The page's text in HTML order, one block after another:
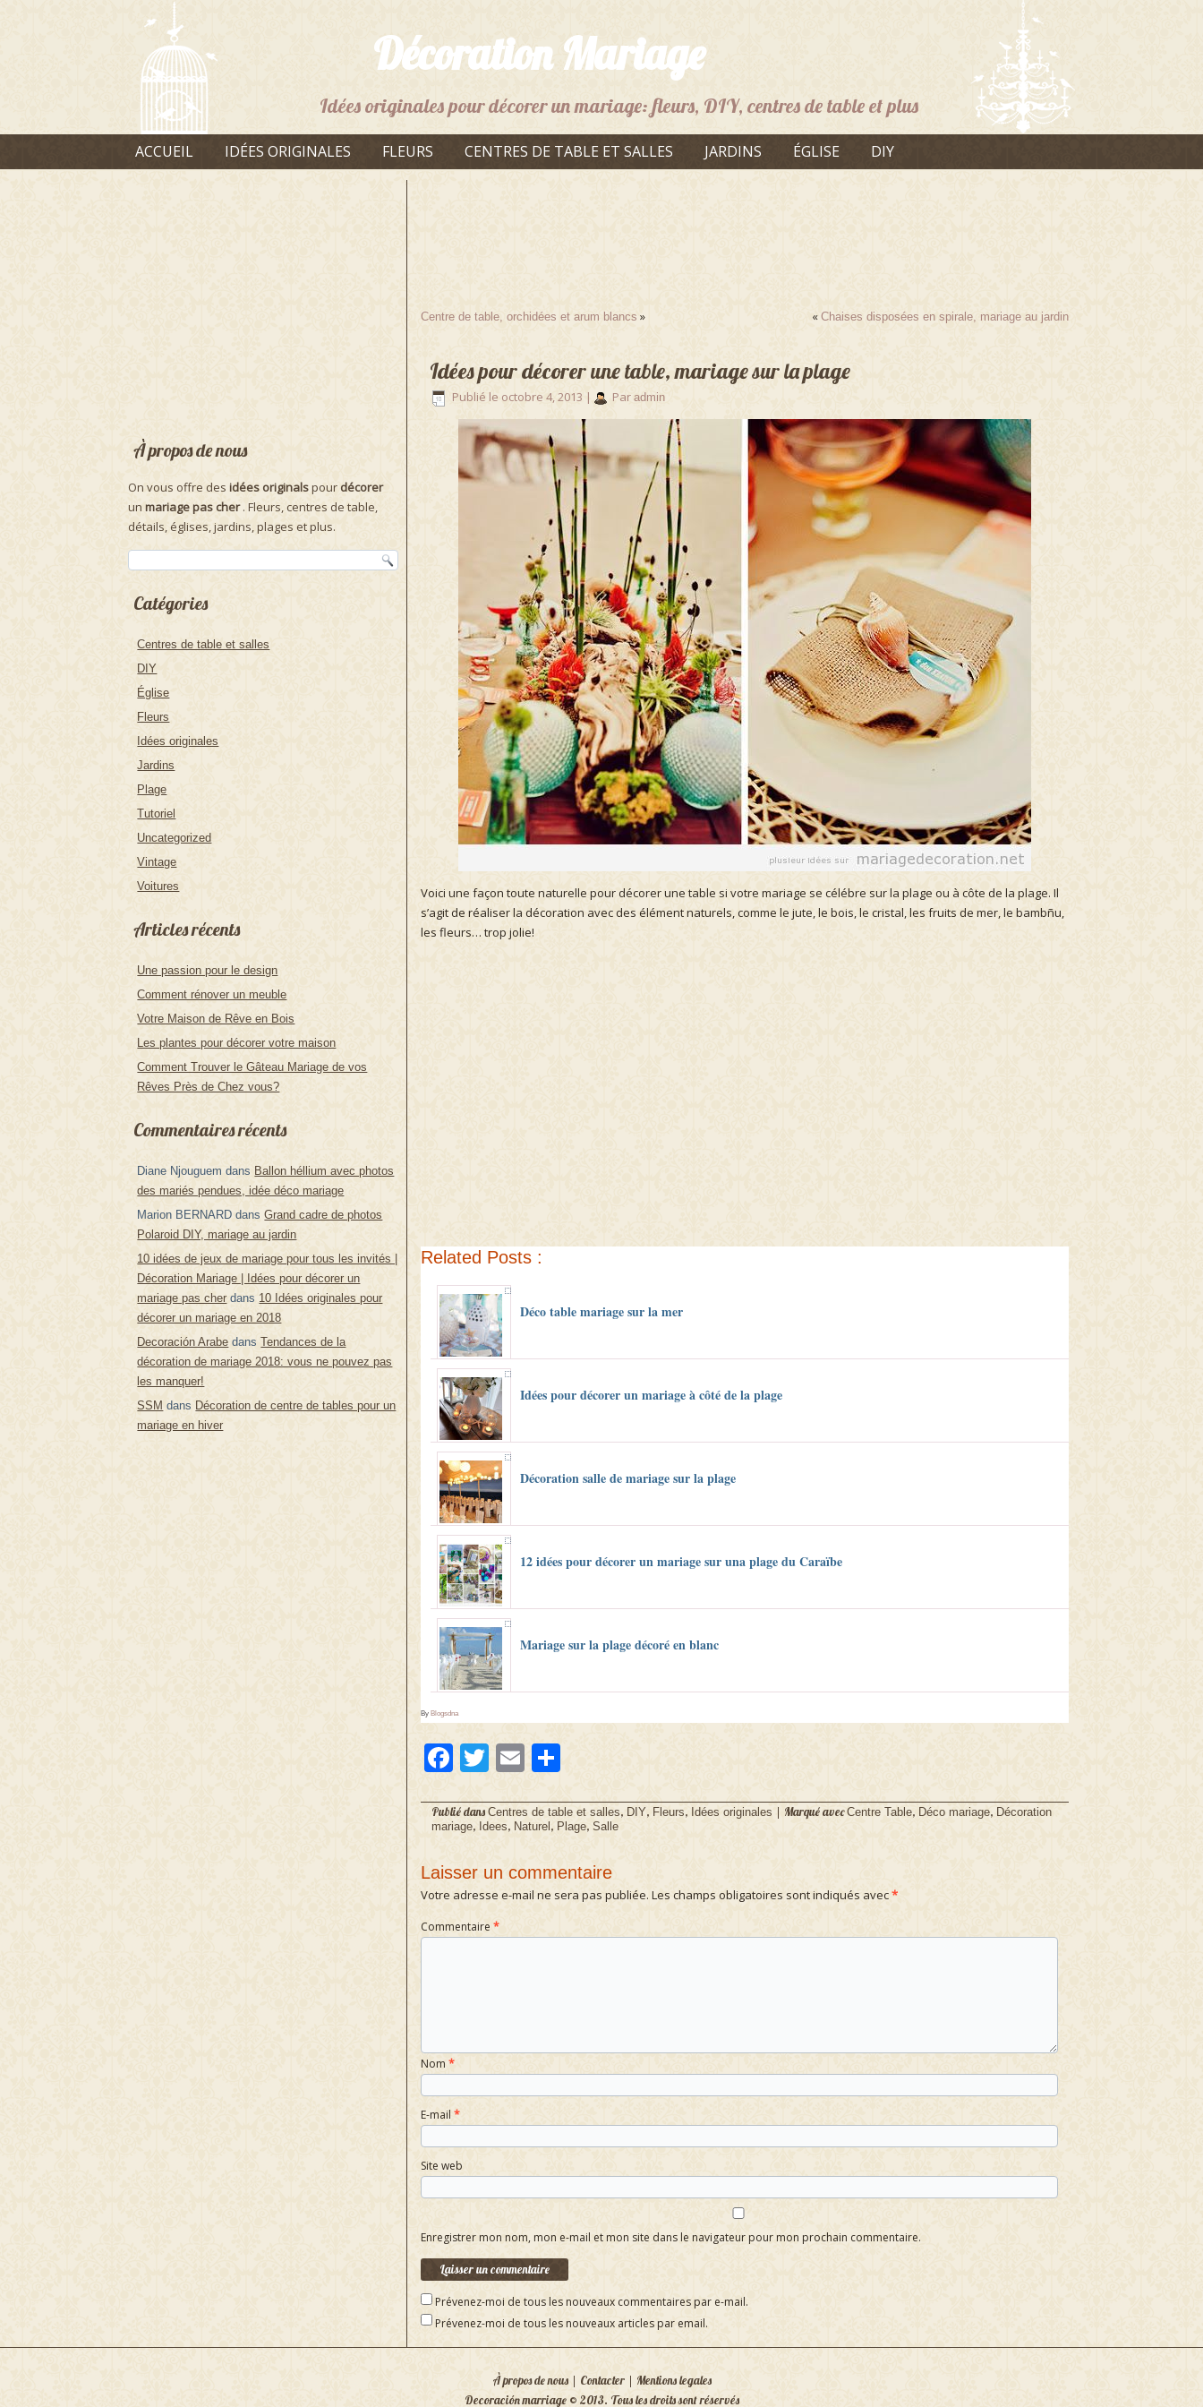
Décoration Mariage
Idées originales pour décorer un mariage: fleurs, DIY, centres de table et plus
ACCUEIL IDÉES ORIGINALES FLEURS CENTRES DE TABLE ET SALLES JARDINS ÉGLISE DIY
À propos de nous
On vous offre desidées originalspour décorer
unmariage pas cher. Fleurs, centres de table,
détails, églises, jardins, plages et plus.
Catégories
Centres de table et salles
DIY
Église
Fleurs
Idées originales
Jardins
Plage
Tutoriel
Uncategorized
Vintage
Voitures
Articles récents
Une passion pour le design
Comment rénover un meuble
Votre Maison de Rêve en Bois
Les plantes pour décorer votre maison
Comment Trouver le Gâteau Mariage de vos
Rêves Près de Chez vous?
Commentaires récents
Diane Njouguem dans Ballon héllium avec photos
des mariés pendues, idée déco mariage
Marion BERNARD dansGrand cadre de photos
Polaroid DIY, mariage au jardin
10 idées de jeux de mariage pour tous les invités |
Décoration Mariage | Idées pour décorer un
mariage pas cherdans 10 Idées originales pour
décorer un mariage en 2018
Decoración Arabe dansTendances de la
décoration de mariage 2018: vous ne pouvez pas
les manquer!
SSM dans Décoration de centre de tables pour un
mariage en hiver
Centre de table, orchidées et arum blancs » «Chaises disposées en spirale, mariage au jardin
Idées pour décorer une table, mariage sur la plage
Publié le octobre 4, 2013 | Par admin
Voici une façon toute naturelle pour décorer une table si votre mariage se célébre sur la plage ou à côte de la plage. Il
s’agit de réaliser la décoration avec des élément naturels, comme le jute, le bois, le cristal, les fruits de mer, le bambñu,
les fleurs… trop jolie!
Related Posts :
Déco table mariage sur la mer
Idées pour décorer un mariage à côté de la plage
Décoration salle de mariage sur la plage
12 idées pour décorer un mariage sur una plage du Caraïbe
Mariage sur la plage décoré en blanc
ByBlogsdna
Facebook
Twitter
Email
Publié dans Centres de table et salles, DIY, Fleurs, Idées originales | Marqué avec Centre Table, Déco mariage, Décoration
mariage, Idees, Naturel, Plage,Salle
Laisser un commentaire
Votre adresse e-mail ne sera pas publiée. Les champs obligatoires sont indiqués avec*
Commentaire*
Nom*
E-mail*
Site web
Enregistrer mon nom, mon e-mail et mon site dans le navigateur pour mon prochain commentaire.
Prévenez-moi de tous les nouveaux commentaires par e-mail.
Prévenez-moi de tous les nouveaux articles par email.
À propos de nous | Contacter | Mentions legales
Decoración marriage © 2013. Tous les droits sont réservés